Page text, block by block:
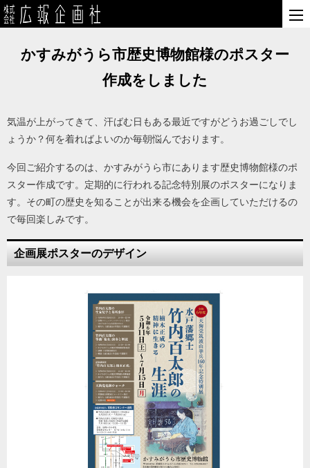
かすみがうら市歴史博物館様のポスター
作成をしました
気温が上がってきて、汗ばむ日もある最近ですがどうお過ごしでし
ょうか？何を着ればよいのか毎朝悩んでおります。
今回ご紹介するのは、かすみがうら市にあります歴史博物館様のポ
スター作成です。定期的に行われる記念特別展のポスターになりま
す。その町の歴史を知ることが出来る機会を企画していただけるの
で毎回楽しみです。
企画展ポスターのデザイン